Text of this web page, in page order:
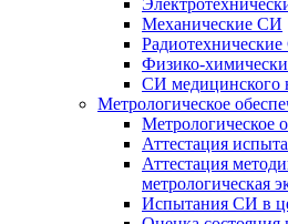
Механические СИ
Физико-
СИ медицинского
Метрологическое
Метрологическое
Аттестация
Аттестация
метрологическая
Испытания СИ в